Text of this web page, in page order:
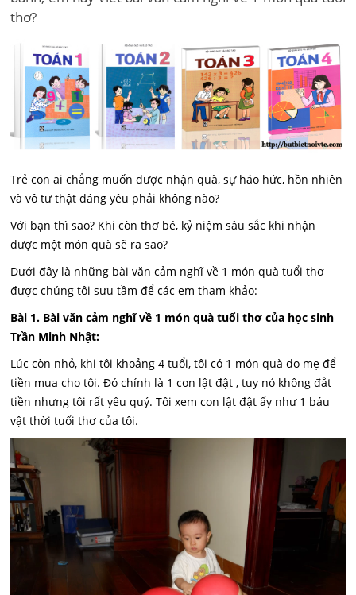
thơ?
Trẻ con ai chẳng muốn được nhận quà, sự háo hức, hồn nhiên
và vô tư thật đáng yêu phải không nào?
Với bạn thì sao? Khi còn thơ bé, kỷ niệm sâu sắc khi nhận
được một món quà sẽ ra sao?
Dưới đây là những bài văn cảm nghĩ về 1 món quà tuổi thơ
được chúng tôi sưu tầm để các em tham khảo:
Bài 1. Bài văn cảm nghĩ về 1 món quà tuổi thơ của học sinh
Trần Minh Nhật:
Lúc còn nhỏ, khi tôi khoảng 4 tuổi, tôi có 1 món quà do mẹ để
tiền mua cho tôi. Đó chính là 1 con lật đật , tuy nó không đắt
tiền nhưng tôi rất yêu quý. Tôi xem con lật đật ấy như 1 báu
vật thời tuổi thơ của tôi.